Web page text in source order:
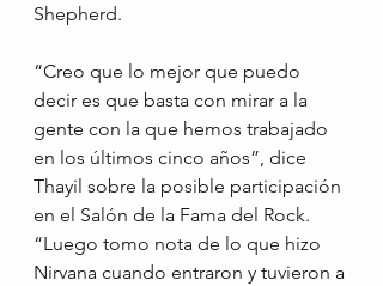
Shepherd.
“Creo que lo mejor que puedo
decir es que basta con mirar a la
gente con la que hemos trabajado
en los últimos cinco años”, dice
Thayil sobre la posible participación
en el Salón de la Fama del Rock.
“Luego tomo nota de lo que hizo
Nirvana cuando entraron y tuvieron a